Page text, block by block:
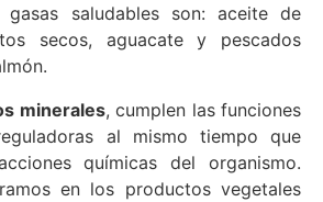
gasas saludables son: aceite de
secos, aguacate y pescados
minerales, cumplen las funciones
al mismo tiempo que
químicas del organismo.
en los productos vegetales